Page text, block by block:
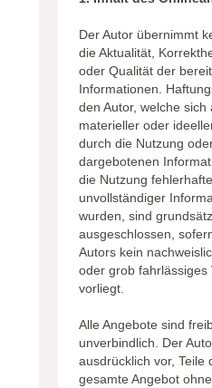
Der Autor übernimmt
die Aktualität,
oder Qualität der
Informationen.
den Autor, welche sich
materieller oder
durch die Nutzung
dargebotenen
die Nutzung
unvollständiger
wurden, sind
ausgeschlossen,
Autors kein
oder grob fahrlässiges
vorliegt.
Alle Angebote sind
unverbindlich. Der
ausdrücklich vor, Teile
gesamte Angebot